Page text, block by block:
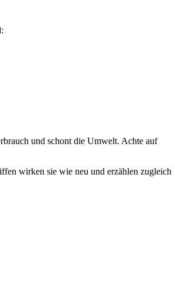
und schont die Umwelt. Achte auf
wirken sie wie neu und erzählen zugleich